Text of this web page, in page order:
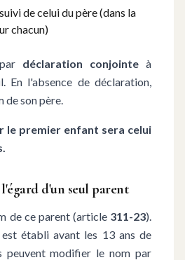
de celui du père (dans la
chacun)
déclaration conjointe à
En l'absence de déclaration,
de son père.
le premier enfant sera celui
d'un seul parent
de ce parent (article 311-23).
établi avant les 13 ans de
peuvent modifier le nom par